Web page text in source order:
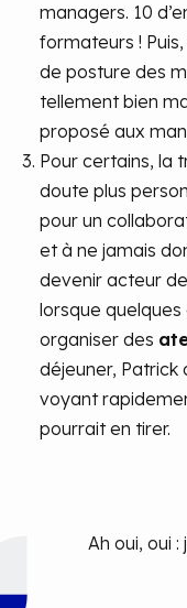
managers. 10
formateurs !
de posture des
tellement bien
proposé aux
Pour certains, la
doute plus
pour un
et à ne jamais
devenir acteur
lorsque
organiser des
déjeuner, Patrick
voyant
pourrait en tirer.
Ah oui, oui